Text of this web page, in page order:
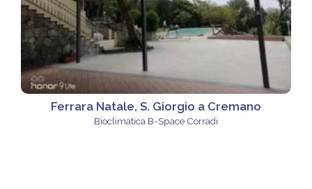
Ferrara Natale, S. Giorgio a Cremano
Bioclimatica B-Space Corradi